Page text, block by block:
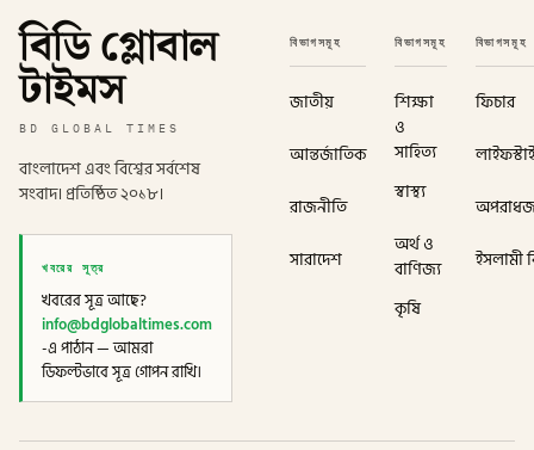
বিডি গ্লোবাল
টাইমস
BD GLOBAL TIMES
বাংলাদেশ এবং বিশ্বের সর্বশেষ
সংবাদ। প্রতিষ্ঠিত ২০১৮।
খবরের সূত্র
খবরের সূত্র আছে?
info@bdglobaltimes.com
-এ পাঠান — আমরা
ডিফল্টভাবে সূত্র গোপন রাখি।
বিভাগসমূহ
জাতীয়
আন্তর্জাতিক
রাজনীতি
সারাদেশ
বিভাগসমূহ
শিক্ষা
ও
সাহিত্য
স্বাস্থ্য
অর্থ ও
বাণিজ্য
কৃষি
বিভাগসমূহ
ফিচার
ইসলামী